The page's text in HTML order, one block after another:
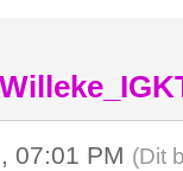
07:01 PM (Dit